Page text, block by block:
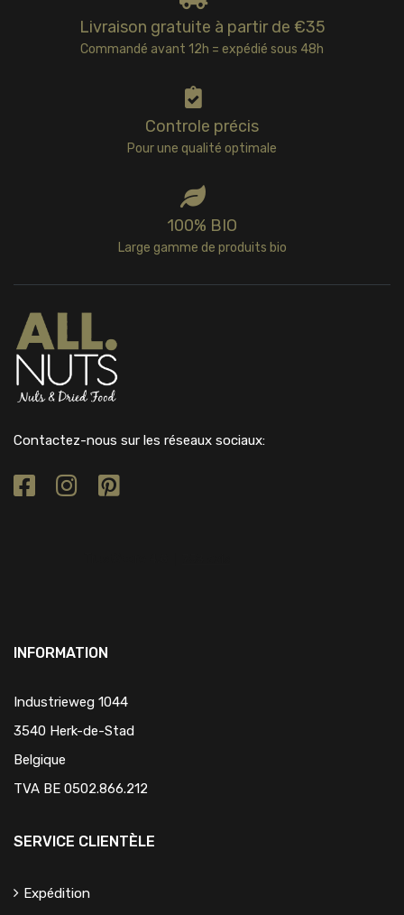
Livraison gratuite à partir de €35
Commandé avant 12h = expédié sous 48h
Controle précis
Pour une qualité optimale
100% BIO
Large gamme de produits bio
Contactez-nous sur les réseaux sociaux:
INFORMATION
Industrieweg 1044
3540 Herk-de-Stad
Belgique
TVA BE 0502.866.212
SERVICE CLIENTÈLE
Expédition